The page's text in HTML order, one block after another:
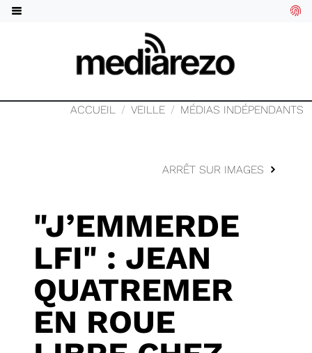
ACCUEIL VEILLE MÉDIAS INDÉPENDANTS
ARRÊT SUR IMAGES
"J’EMMERDE
LFI" : JEAN
QUATREMER
EN ROUE